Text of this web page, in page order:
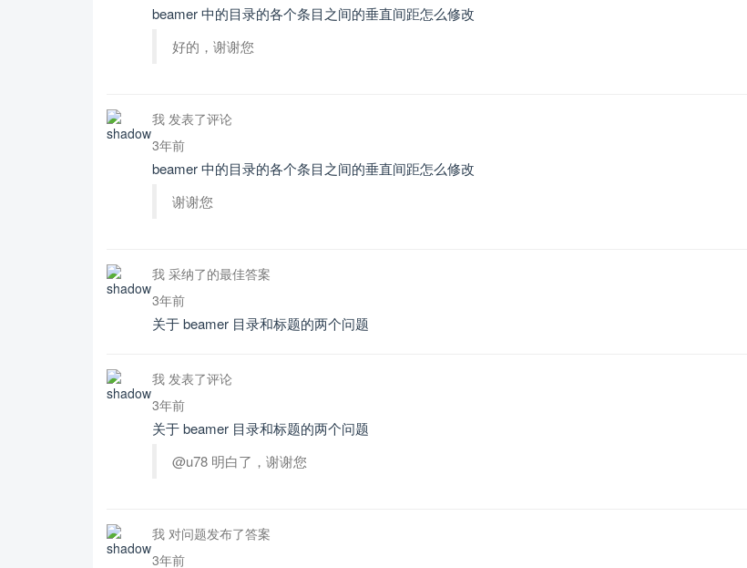
beamer 中的目录的各个条目之间的垂直间距怎么修改
好的，谢谢您
我 发表了评论
3年前
beamer 中的目录的各个条目之间的垂直间距怎么修改
谢谢您
我 采纳了的最佳答案
3年前
关于 beamer 目录和标题的两个问题
我 发表了评论
3年前
关于 beamer 目录和标题的两个问题
@u78 明白了，谢谢您
我 对问题发布了答案
3年前